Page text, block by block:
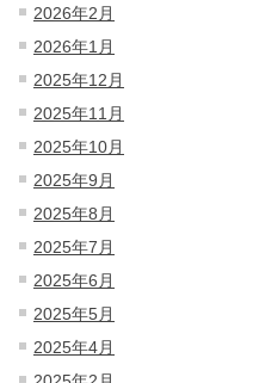
2026年2月
2026年1月
2025年12月
2025年11月
2025年10月
2025年9月
2025年8月
2025年7月
2025年6月
2025年5月
2025年4月